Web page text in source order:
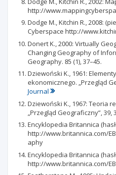
http://
Dodge M., Kitchin R., 2008:
Cyberspace http://
Donert K., 2000: Virtually
Changing Geography of
Geography. 85 (1), 37–45.
Dziewoński K., 1961:
ekonomicznego. „Przegląd
Journal
Dziewoński K., 1967: Teoria
„Przegląd Geograficzny”, 39,
Encyklopedia Britannica
http://www.britannica.com/
aphy
Encyklopedia Britannica
http://www.britannica.com/